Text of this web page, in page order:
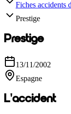
Fiches accidents
Prestige
Prestige
13/11/2002
Espagne
L'accident